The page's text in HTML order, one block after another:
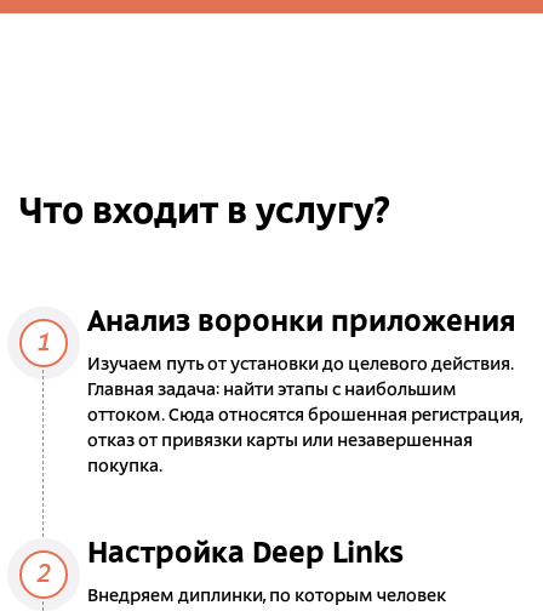
Что входит в услугу?
1
Анализ воронки приложения
Изучаем путь от установки до целевого действия.
Главная задача: найти этапы с наибольшим
оттоком. Сюда относятся брошенная регистрация,
отказ от привязки карты или незавершенная
покупка.
2
Настройка Deep Links
Внедряем диплинки, по которым человек